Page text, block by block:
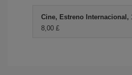
Cine, Estreno Internacional,
8,00 £